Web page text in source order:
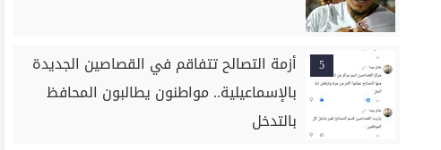
5
أزمة التصالح تتفاقم في القصاصين الجديدة
بالإسماعيلية.. مواطنون يطالبون المحافظ
بالتدخل